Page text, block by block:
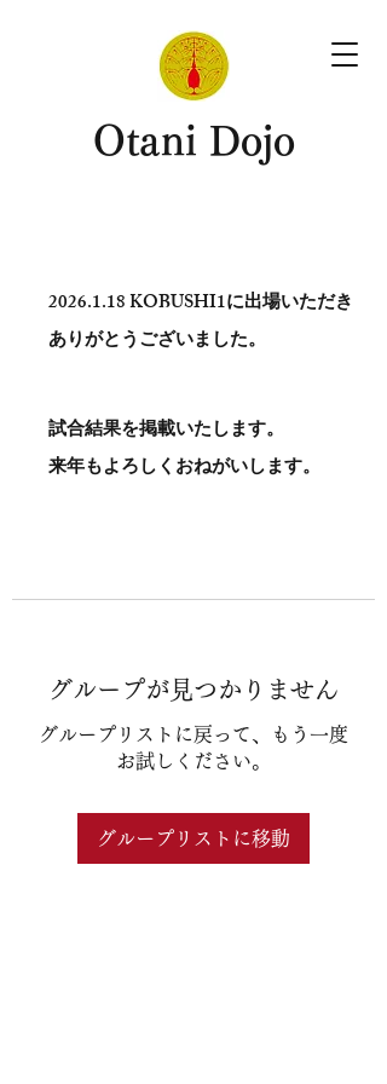
​Otani Dojo
2026.1.18KOBUSHI1に出場いただき
ありがとう​ございました。
試合結果を掲載いたします。
​来年もよろしくおねがいします。
グループが見つかりません
グループリストに戻って、もう一度
お試しください。
グループリストに移動